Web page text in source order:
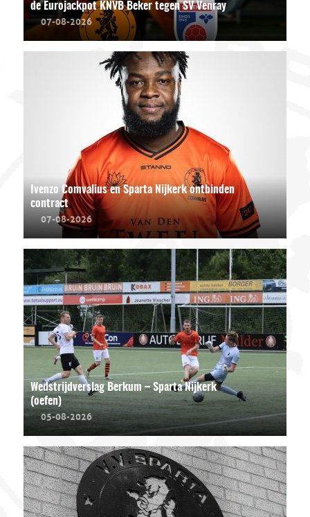
de Eurojackpot KNVB Beker tegen SV Venray
07-08-2026
Ivenzo Comvalius en Sparta Nijkerk ontbinden
contract
07-08-2026
Wedstrijdverslag Berkum – Sparta Nijkerk
(oefen)
05-08-2026